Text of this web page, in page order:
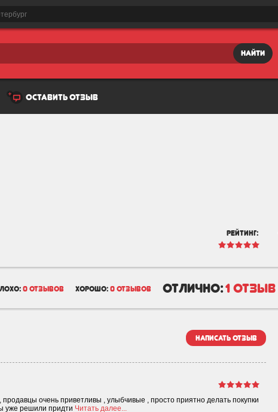
найти
оставить отзыв
рейтинг:
0 отзывов хорошо: 0 отзывов отлично:1 отзыв
написать отзыв
очень приветливы , улыбчивые , просто приятно делать покупки
уже решили придти Читать далее...